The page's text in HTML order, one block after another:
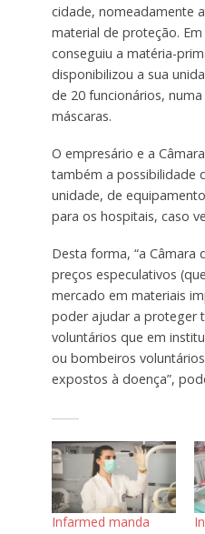
cidade, nomeadamente
material de proteção.
conseguiu a matéria-
disponibilizou a sua
de 20 funcionários,
máscaras.
O empresário e a
também a possibilidade
unidade, de
para os hospitais, caso
Desta forma, “a Câmara
preços especulativos
mercado em materiais
poder ajudar a proteger
voluntários que em
ou bombeiros
expostos à doença”,
Infarmed manda